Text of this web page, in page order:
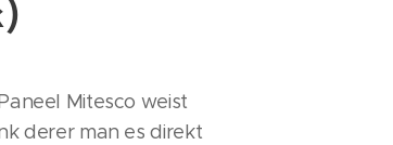
Mitesco weist
derer man es direkt